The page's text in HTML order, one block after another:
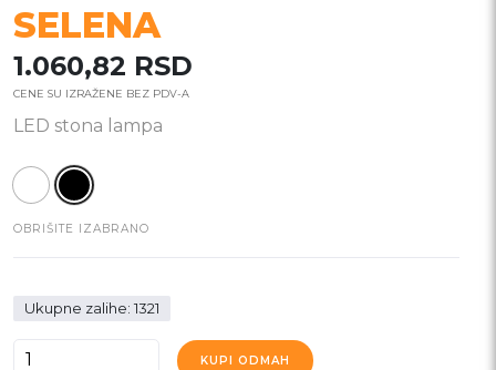
SELENA
1.060,82 RSD
CENE SU IZRAŽENE BEZ PDV-A
LED stona lampa
OBRIŠITE IZABRANO
Ukupne zalihe: 1321
SELENA
KUPI ODMAH